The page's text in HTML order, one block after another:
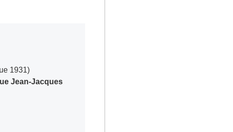
1931)
Jean-Jacques